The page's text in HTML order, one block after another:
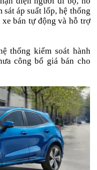
sát áp suất lốp, hệ thống
bán tự động và hỗ trợ
thống kiểm soát hành
công bố giá bán cho